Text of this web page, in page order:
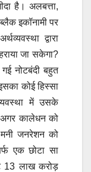
है। अलबत्ता,
इकॉनामी पर
द्वारा
जा सकेगा?
नोटबंदी बहुत
कोई हिस्सा
में उसके
अगर कालेधन को
जनरेशन को
एक छोटा सा
लाख करोड़